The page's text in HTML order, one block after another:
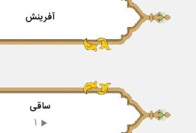
آفرینش
ساقی
1